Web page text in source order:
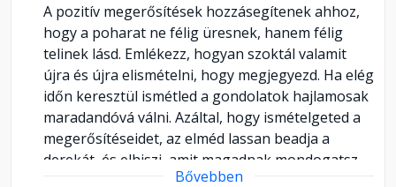
A pozitív megerősítések hozzásegítenek ahhoz,
hogy a poharat ne félig üresnek, hanem félig
telinek lásd. Emlékezz, hogyan szoktál valamit
újra és újra elismételni, hogy megjegyezd. Ha elég
időn keresztül ismétled a gondolatok hajlamosak
maradandóvá válni. Azáltal, hogy ismételgeted a
megerősítéseidet, az elméd lassan beadja a
derekát, és elhiszi, amit magadnak mondogatsz.
Bővebben